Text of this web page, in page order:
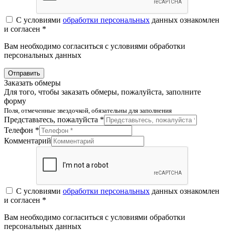
С условиями обработки персональных данных ознакомлен
и согласен *
Вам необходимо согласиться с условиями обработки
персональных данных
Отправить
Заказать обмеры
Для того, чтобы заказать обмеры, пожалуйста, заполните
форму
Поля, отмеченные звездочкой, обязательны для заполнения
Представьтесь, пожалуйста *
Телефон *
Комментарий
С условиями обработки персональных данных ознакомлен
и согласен *
Вам необходимо согласиться с условиями обработки
персональных данных